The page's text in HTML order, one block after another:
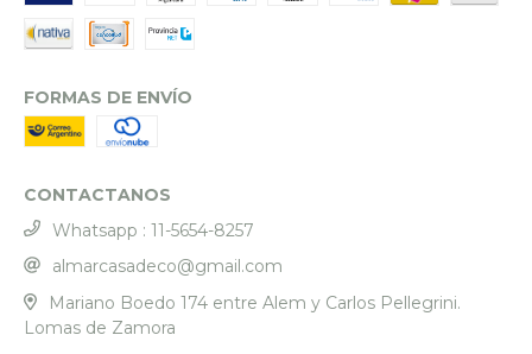
FORMAS DE ENVÍO
CONTACTANOS
Whatsapp : 11-5654-8257
almarcasadeco@gmail.com
Mariano Boedo 174 entre Alem y Carlos Pellegrini.
Lomas de Zamora